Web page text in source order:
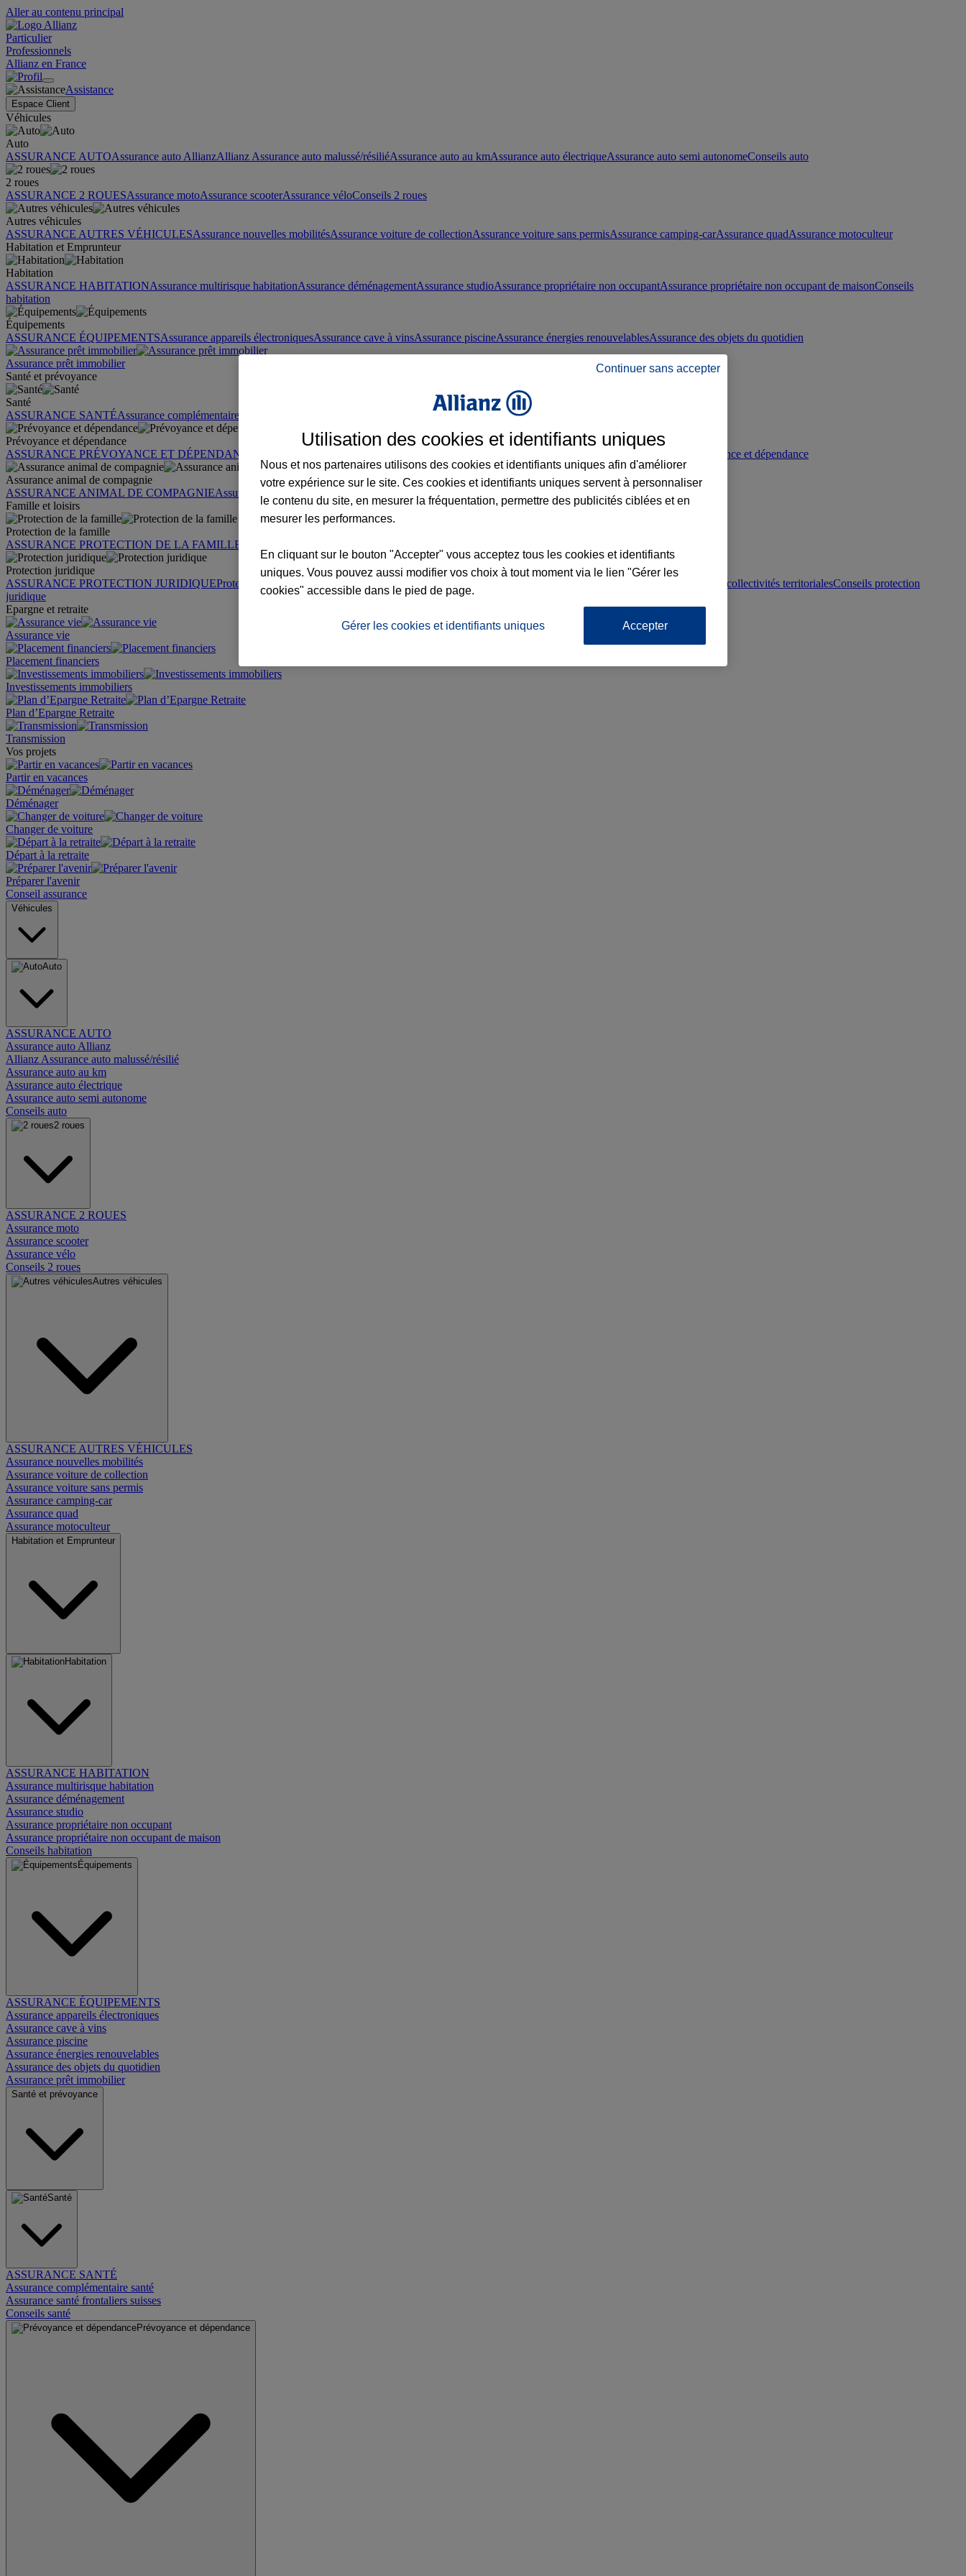
Aller au contenu principal
Particulier
Professionnels
Allianz en France
Assistance
Espace Client
Véhicules
Auto
ASSURANCE AUTOAssurance auto AllianzAllianz Assurance auto malussé/résiliéAssurance auto au kmAssurance auto électriqueAssurance auto semi autonomeConseils auto
2 roues
ASSURANCE 2 ROUESAssurance motoAssurance scooterAssurance véloConseils 2 roues
Autres véhicules
ASSURANCE AUTRES VÉHICULESAssurance nouvelles mobilitésAssurance voiture de collectionAssurance voiture sans permisAssurance camping-carAssurance quadAssurance motoculteur
Habitation et Emprunteur
Habitation
ASSURANCE HABITATIONAssurance multirisque habitationAssurance déménagementAssurance studioAssurance propriétaire non occupantAssurance propriétaire non occupant de maisonConseils
habitation
Équipements
ASSURANCE ÉQUIPEMENTSAssurance appareils électroniquesAssurance cave à vinsAssurance piscineAssurance énergies renouvelablesAssurance des objets du quotidien
Assurance prêt immobilier
Santé et prévoyance
Santé
ASSURANCE SANTÉAssurance complémentaire santé Conseils santé
Prévoyance et dépendance
ASSURANCE PRÉVOYANCE ET DÉPENDANCE
Conseils prévoyance et dépendance
Assurance animal de compagnie
ASSURANCE ANIMAL DE COMPAGNIEAssurance chien Assurance chat
Conseils animal de compagnie
Famille et loisirs
Protection de la famille
ASSURANCE PROTECTION DE LA FAMILLE
Protection juridique
ASSURANCE PROTECTION JURIDIQUEProtection juridique particuliers Protection juridique immobilière Protection juridique collectivités territorialesConseils protection
juridique
Epargne et retraite
Assurance vie
Placement financiers
Investissements immobiliers
Plan d’Epargne Retraite
Transmission
Vos projets
Partir en vacances
Déménager
Changer de voiture
Départ à la retraite
Préparer l'avenir
Conseil assurance
Véhicules
Auto
ASSURANCE AUTO
Assurance auto Allianz
Allianz Assurance auto malussé/résilié
Assurance auto au km
Assurance auto électrique
Assurance auto semi autonome
Conseils auto
2 roues
ASSURANCE 2 ROUES
Assurance moto
Assurance scooter
Assurance vélo
Conseils 2 roues
Autres véhicules
ASSURANCE AUTRES VÉHICULES
Assurance nouvelles mobilités
Assurance voiture de collection
Assurance voiture sans permis
Assurance camping-car
Assurance quad
Assurance motoculteur
Habitation et Emprunteur
Habitation
ASSURANCE HABITATION
Assurance multirisque habitation
Assurance déménagement
Assurance studio
Assurance propriétaire non occupant
Assurance propriétaire non occupant de maison
Conseils habitation
Équipements
ASSURANCE ÉQUIPEMENTS
Assurance appareils électroniques
Assurance cave à vins
Assurance piscine
Assurance énergies renouvelables
Assurance des objets du quotidien
Assurance prêt immobilier
Santé et prévoyance
Santé
ASSURANCE SANTÉ
Assurance complémentaire santé
Assurance santé frontaliers suisses
Conseils santé
Prévoyance et dépendance
Continuer sans accepter
Utilisation des cookies et identifiants uniques
Nous et nos partenaires utilisons des cookies et identifiants uniques afin d'améliorer
votre expérience sur le site. Ces cookies et identifiants uniques servent à personnaliser
le contenu du site, en mesurer la fréquentation, permettre des publicités ciblées et en
mesurer les performances.
En cliquant sur le bouton "Accepter" vous acceptez tous les cookies et identifiants
uniques. Vous pouvez aussi modifier vos choix à tout moment via le lien "Gérer les
cookies" accessible dans le pied de page.
Gérer les cookies et identifiants uniques Accepter